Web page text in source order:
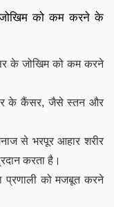
को कम करने के
जोखिम को कम करने
के कैंसर, जैसे स्तन और
से भरपूर आहार शरीर
करता है।
प्रणाली को मजबूत करने